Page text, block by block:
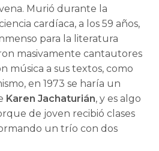
Murió durante la
cardíaca, a los 59 años,
para la literatura
masivamente cantautores
música a sus textos, como
en 1973 se haría un
Karen Jachaturián, y es algo
de joven recibió clases
un trío con dos